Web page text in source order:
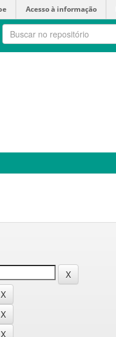
Acesso à informação